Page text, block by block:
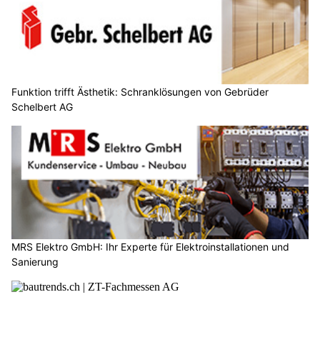
Funktion trifft Ästhetik: Schranklösungen von Gebrüder
Schelbert AG
MRS Elektro GmbH: Ihr Experte für Elektroinstallationen und
Sanierung